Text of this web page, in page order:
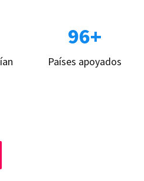
96+
Países apoyados